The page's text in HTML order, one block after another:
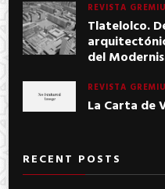
REVISTA
Tlatelolco.
del
REVISTA
La Carta de
RECENT POSTS